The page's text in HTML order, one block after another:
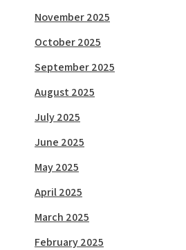
November 2025
October 2025
September 2025
August 2025
July 2025
June 2025
May 2025
April 2025
March 2025
February 2025